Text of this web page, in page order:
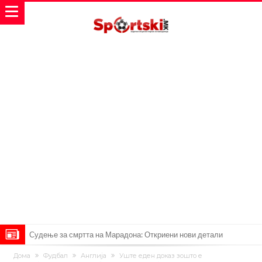
Судење за смртта на Марадона: Откриени нови детали
Англиски репрезентативец обвинет за напад во ноќен клуб – ќе
Дома Фудбал Англија
Уште еден доказ зошто е